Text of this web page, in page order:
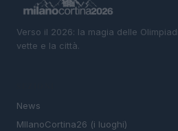
Verso il 2026: la magia delle
vette e la città.
News
MIlanoCortina26 (i luoghi)